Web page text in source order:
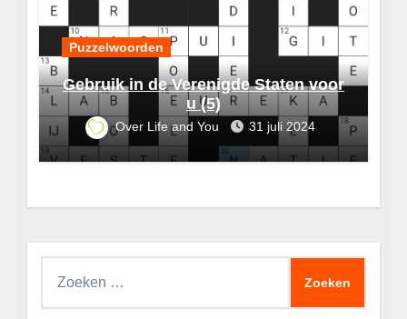
Puzzelwoorden
Gebruik in de Verenigde Staten voor
u (5)
Over Life and You 31 juli 2024